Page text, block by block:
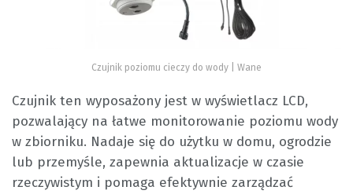
Czujnik poziomu cieczy do wody | Wane
Czujnik ten wyposażony jest w wyświetlacz LCD,
pozwalający na łatwe monitorowanie poziomu wody
w zbiorniku. Nadaje się do użytku w domu, ogrodzie
lub przemyśle, zapewnia aktualizacje w czasie
rzeczywistym i pomaga efektywnie zarządzać